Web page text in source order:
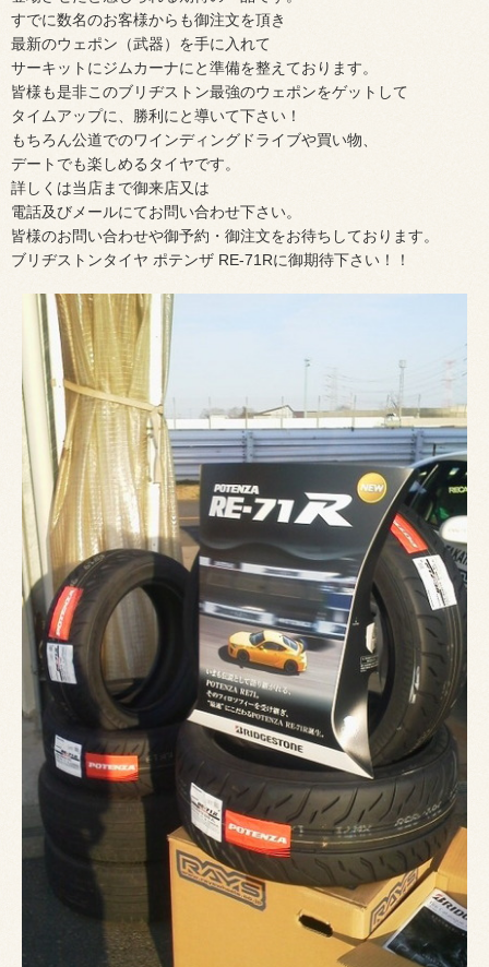
すでに数名のお客様からも御注文を頂き
最新のウェポン（武器）を手に入れて
サーキットにジムカーナにと準備を整えております。
皆様も是非このブリヂストン最強のウェポンをゲットして
タイムアップに、勝利にと導いて下さい！
もちろん公道でのワインディングドライブや買い物、
デートでも楽しめるタイヤです。
詳しくは当店まで御来店又は
電話及びメールにてお問い合わせ下さい。
皆様のお問い合わせや御予約・御注文をお待ちしております。
ブリヂストンタイヤ ポテンザ RE-71Rに御期待下さい！！